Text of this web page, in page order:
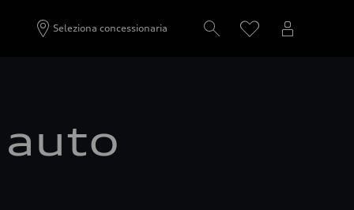
Seleziona concessionaria